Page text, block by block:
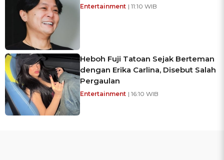
Entertainment | 11:10 WIB
Heboh Fuji Tatoan Sejak Berteman
dengan Erika Carlina, Disebut Salah
Pergaulan
Entertainment | 16:10 WIB